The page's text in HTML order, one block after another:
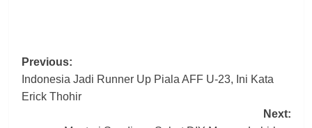
Post
navigation
Previous:
Indonesia Jadi Runner Up Piala AFF U-23, Ini Kata
Erick Thohir
Next: